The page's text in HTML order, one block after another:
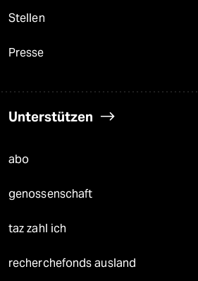
Stellen
Presse
Unterstützen
abo
genossenschaft
taz zahl ich
recherchefonds ausland